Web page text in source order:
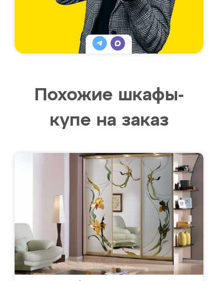
Похожие шкафы-
купе на заказ